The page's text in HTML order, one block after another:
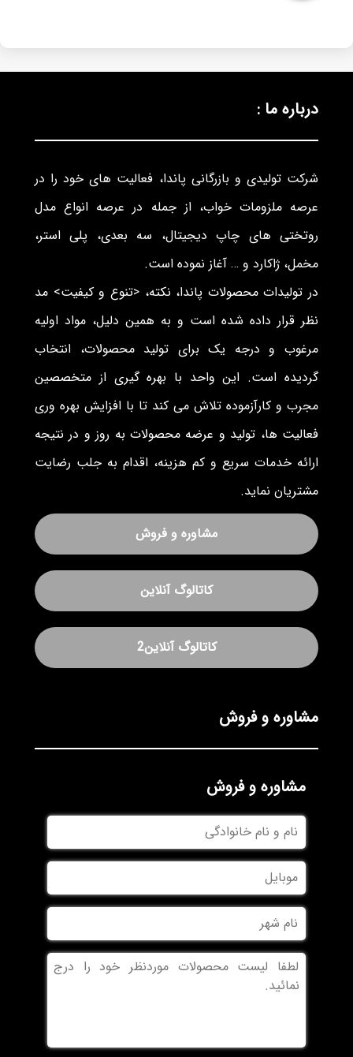
درباره ما :
شرکت تولیدی و بازرگانی پاندا، فعالیت های خود را در
عرصه ملزومات خواب، از جمله در عرصه انواع مدل
روتختی های چاپ دیجیتال، سه بعدی، پلی استر،
مخمل، ژاکارد و … آغاز نموده است.
در تولیدات محصولات پاندا، نکته، <تنوع و کیفیت> مد
نظر قرار داده شده است و به همین دلیل، مواد اولیه
مرغوب و درجه یک برای تولید محصولات، انتخاب
گردیده است. این واحد با بهره گیری از متخصصین
مجرب و کارآزموده تلاش می کند تا با افزایش بهره وری
فعالیت ها، تولید و عرضه محصولات به روز و در نتیجه
ارائه خدمات سریع و کم هزینه، اقدام به جلب رضایت
مشتریان نماید.
مشاوره و فروش
کاتالوگ آنلاین
کاتالوگ آنلاین2
مشاوره و فروش
مشاوره و فروش
نام
و
نام
خانوادگی
موبایل
نام
شهر
بدون
عنوان